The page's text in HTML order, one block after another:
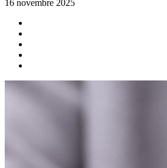
16 novembre 2025